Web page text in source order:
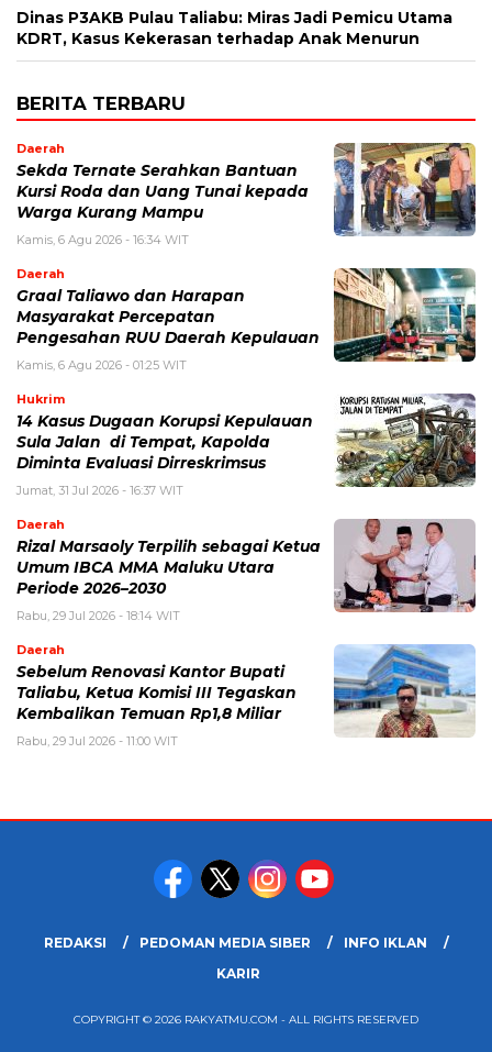
Dinas P3AKB Pulau Taliabu: Miras Jadi Pemicu Utama
KDRT, Kasus Kekerasan terhadap Anak Menurun
BERITA TERBARU
Daerah
Sekda Ternate Serahkan Bantuan
Kursi Roda dan Uang Tunai kepada
Warga Kurang Mampu
Kamis, 6 Agu 2026 - 16:34 WIT
Daerah
Graal Taliawo dan Harapan
Masyarakat Percepatan
Pengesahan RUU Daerah Kepulauan
Kamis, 6 Agu 2026 - 01:25 WIT
Hukrim
14 Kasus Dugaan Korupsi Kepulauan
Sula Jalan di Tempat, Kapolda
Diminta Evaluasi Dirreskrimsus
Jumat, 31 Jul 2026 - 16:37 WIT
Daerah
Rizal Marsaoly Terpilih sebagai Ketua
Umum IBCA MMA Maluku Utara
Periode 2026–2030
Rabu, 29 Jul 2026 - 18:14 WIT
Daerah
Sebelum Renovasi Kantor Bupati
Taliabu, Ketua Komisi III Tegaskan
Kembalikan Temuan Rp1,8 Miliar
Rabu, 29 Jul 2026 - 11:00 WIT
REDAKSI PEDOMAN MEDIA SIBER
INFO IKLAN
KARIR
COPYRIGHT © 2026 RAKYATMU.COM - ALL RIGHTS RESERVED